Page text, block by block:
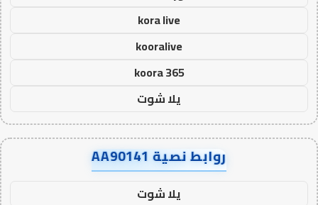
kora live
kooralive
koora 365
يلا شوت
روابط نصية AA90141
يلا شوت